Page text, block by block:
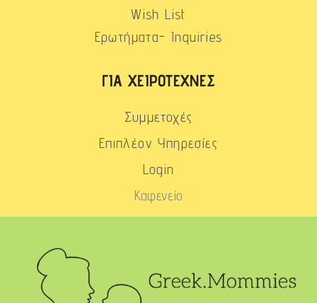
Wish List
Ερωτήματα- Inquiries
ΓΙΑ ΧΕΙΡΟΤΈΧΝΕΣ
Συμμετοχές
Επιπλέον Υπηρεσίες
Login
Καφενείο